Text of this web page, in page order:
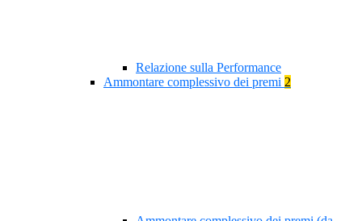
Relazione sulla Performance
Ammontare complessivo dei premi 2